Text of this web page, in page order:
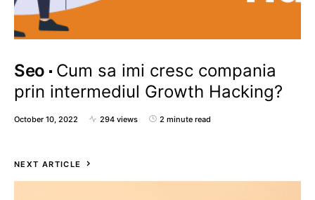
Seo
Cum sa imi cresc compania
prin intermediul Growth Hacking?
October 10, 2022 294 views 2 minute read
NEXT ARTICLE